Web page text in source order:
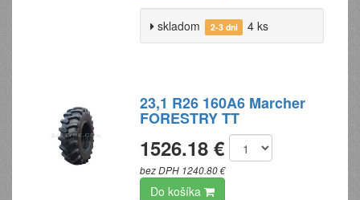
skladom 2-3 dni 4 ks
23,1 R26 160A6 Marcher
FORESTRY TT
1526.18 €
bez DPH 1240.80 €
Do košíka